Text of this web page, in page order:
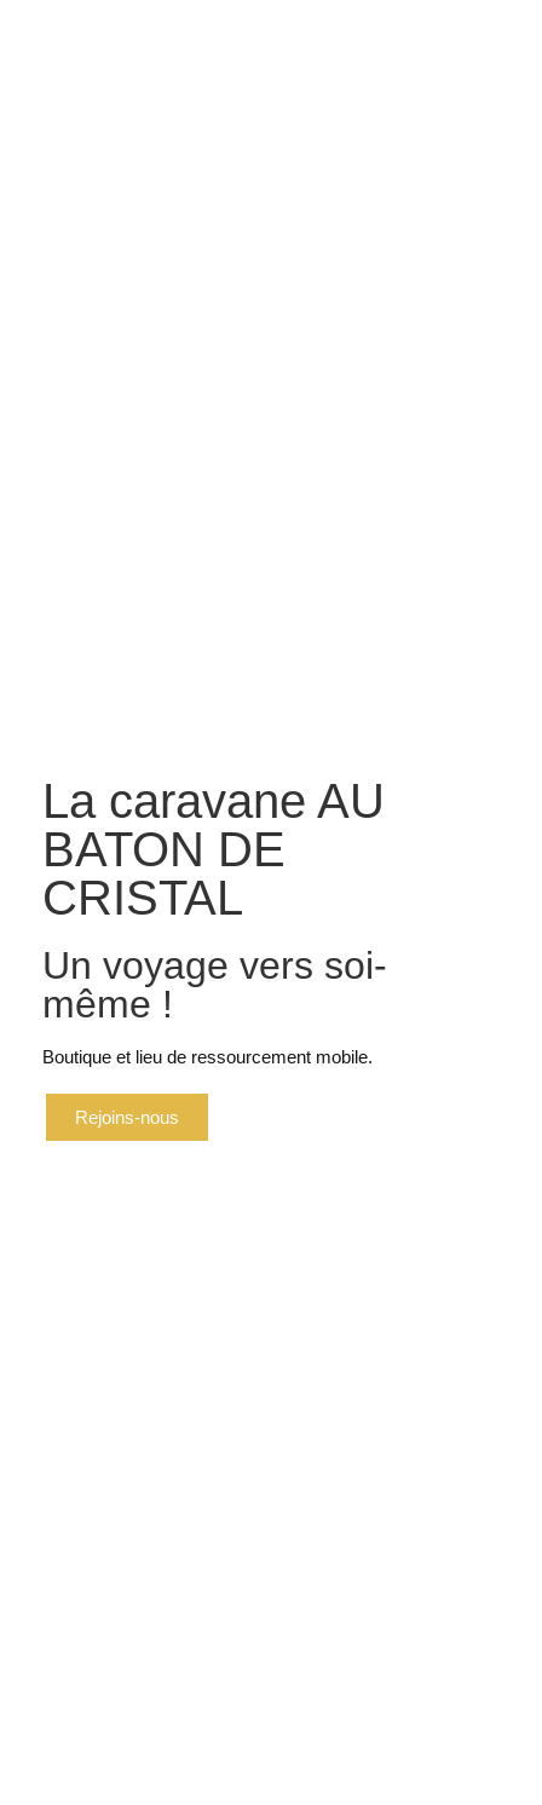
La caravane AU
BATON DE
CRISTAL
Un voyage vers soi-
même !
Boutique et lieu de ressourcement mobile.
Rejoins-nous